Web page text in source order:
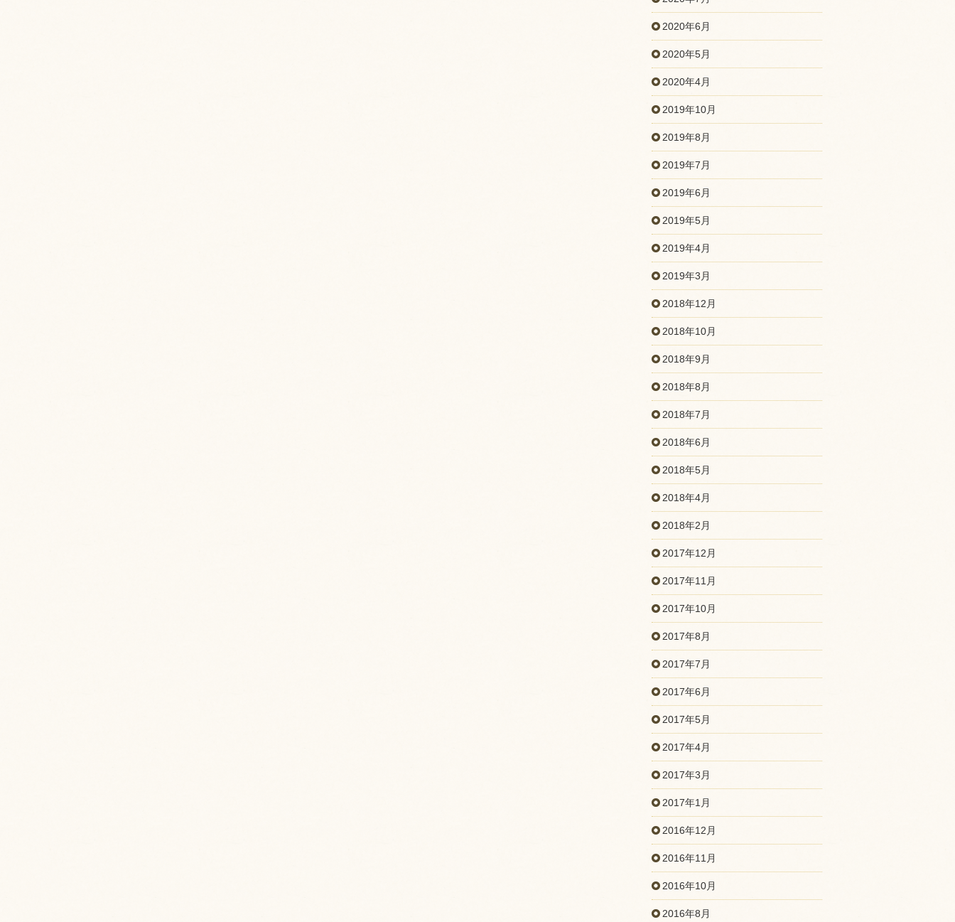
2020年6月
2020年5月
2020年4月
2019年10月
2019年8月
2019年7月
2019年6月
2019年5月
2019年4月
2019年3月
2018年12月
2018年10月
2018年9月
2018年8月
2018年7月
2018年6月
2018年5月
2018年4月
2018年2月
2017年12月
2017年11月
2017年10月
2017年8月
2017年7月
2017年6月
2017年5月
2017年4月
2017年3月
2017年1月
2016年12月
2016年11月
2016年10月
2016年8月